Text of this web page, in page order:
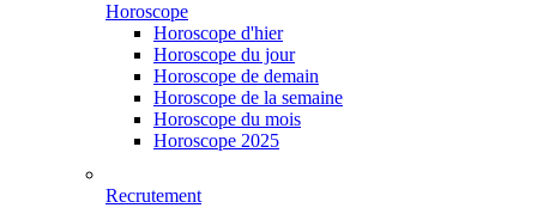
Horoscope
Horoscope d'hier
Horoscope du jour
Horoscope de demain
Horoscope de la semaine
Horoscope du mois
Horoscope 2025
Recrutement